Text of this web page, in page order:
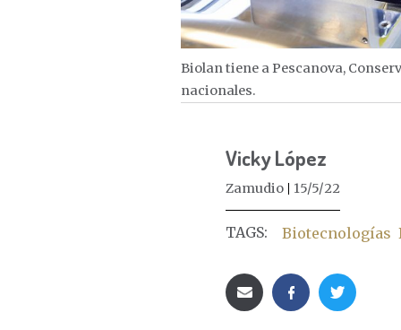
Biolan tiene a Pescanova,
nacionales.
Vicky López
Zamudio 15/5/22
TAGS: Biotecnologías